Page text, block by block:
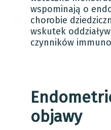
wspominają o
chorobie
wskutek
czynników
objawy